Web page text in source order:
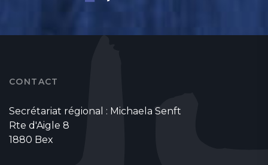
CONTACT
Secrétariat régional : Michaela Senft
Rte d'Aigle 8
1880 Bex